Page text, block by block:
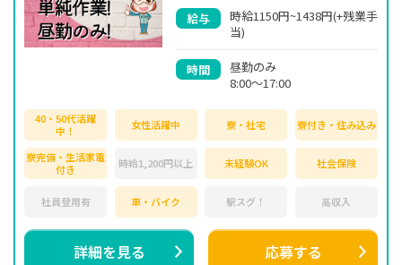
給与
時給1150円~1438円(+残業手
当)
時間
昼勤のみ
8:00～17:00
40・50代活躍
中！
女性活躍中 寮・社宅 寮付き・住み込み
寮完備・生活家電
付き
時給1,200円以上 未経験OK 社会保険
社員登用有 車・バイク 駅スグ！ 高収入
詳細を見る 応募する